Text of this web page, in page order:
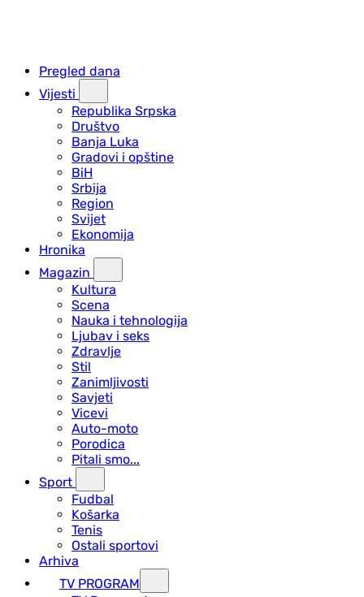
Pregled dana
Vijesti
Republika Srpska
Društvo
Banja Luka
Gradovi i opštine
BiH
Srbija
Region
Svijet
Ekonomija
Hronika
Magazin
Kultura
Scena
Nauka i tehnologija
Ljubav i seks
Zdravlje
Stil
Zanimljivosti
Savjeti
Vicevi
Auto-moto
Porodica
Pitali smo...
Sport
Fudbal
Košarka
Tenis
Ostali sportovi
Arhiva
TV PROGRAM